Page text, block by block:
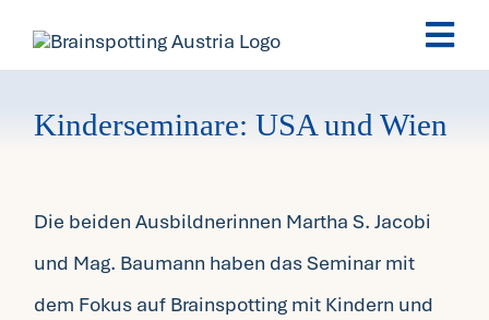
Kinderseminare: USA und Wien
Die beiden Ausbildnerinnen Martha S. Jacobi
und Mag. Baumann haben das Seminar mit
dem Fokus auf Brainspotting mit Kindern und